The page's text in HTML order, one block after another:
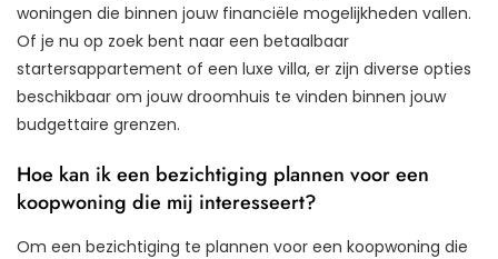
woningen die binnen jouw financiële mogelijkheden vallen.
Of je nu op zoek bent naar een betaalbaar
startersappartement of een luxe villa, er zijn diverse opties
beschikbaar om jouw droomhuis te vinden binnen jouw
budgettaire grenzen.
Hoe kan ik een bezichtiging plannen voor een
koopwoning die mij interesseert?
Om een bezichtiging te plannen voor een koopwoning die